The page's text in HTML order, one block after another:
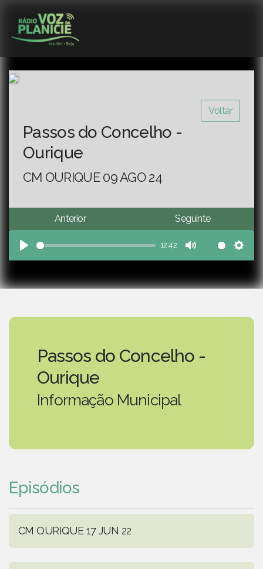
Voltar
Passos do Concelho -
Ourique
CM OURIQUE 09 AGO 24
Anterior Seguinte
Play
12:42
Mute
Passos do Concelho -
Ourique
Informação Municipal
Episódios
CM OURIQUE 17 JUN 22